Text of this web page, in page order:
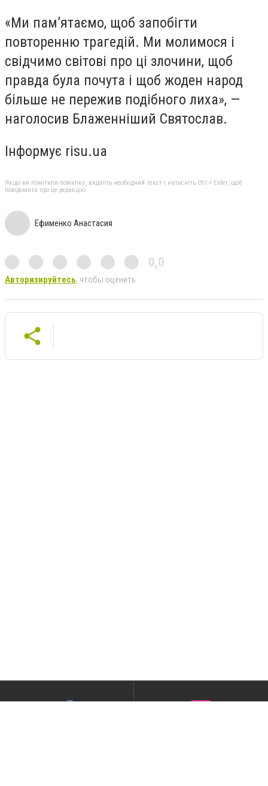
«Ми пам’ятаємо, щоб запобігти
повторенню трагедій. Ми молимося і
свідчимо світові про ці злочини, щоб
правда була почута і щоб жоден народ
більше не пережив подібного лиха», —
наголосив Блаженніший Святослав.
Інформує risu.ua
Якщо ви помітили помилку, виділіть необхідний текст і натисніть Ctrl + Enter, щоб
повідомити про це редакцію
Ефименко Анастасия
0,0
Авторизируйтесь, чтобы оценить